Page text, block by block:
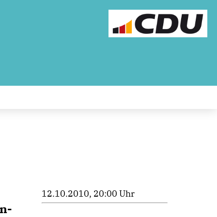
12.10.2010, 20:00 Uhr